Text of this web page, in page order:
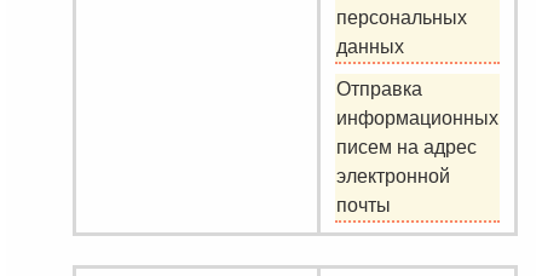
персональных
данных
Отправка
информационных
писем на адрес
электронной
почты